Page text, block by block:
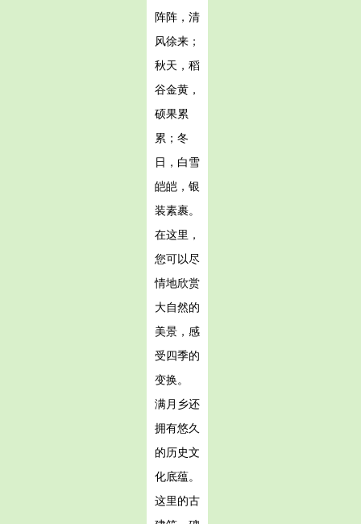
阵阵，清
风徐来；
秋天，稻
谷金黄，
硕果累
累；冬
日，白雪
皑皑，银
装素裹。
在这里，
您可以尽
情地欣赏
大自然的
美景，感
受四季的
变换。
满月乡还
拥有悠久
的历史文
化底蕴。
这里的古